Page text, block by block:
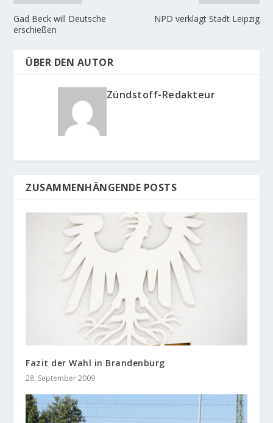
Gad Beck will Deutsche
erschießen
NPD verklagt Stadt Leipzig
ÜBER DEN AUTOR
Zündstoff-Redakteur
ZUSAMMENHÄNGENDE POSTS
Fazit der Wahl in Brandenburg
28. September 2009